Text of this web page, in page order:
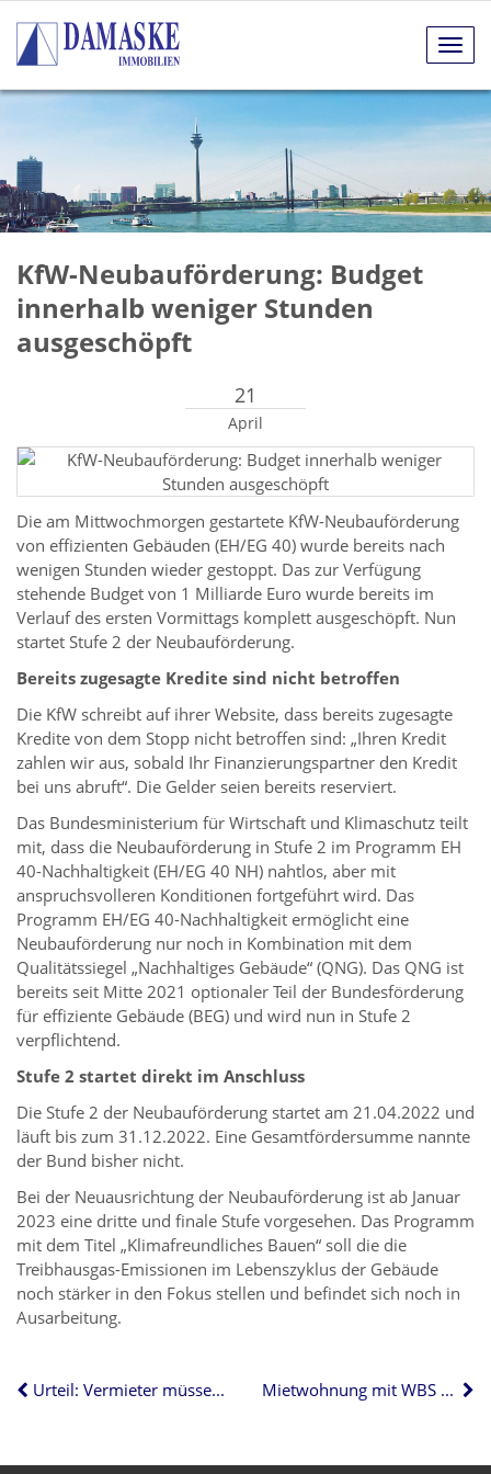
KfW-Neubauförderung: Budget
innerhalb weniger Stunden
ausgeschöpft
21
April
Die am Mittwochmorgen gestartete KfW-Neubauförderung
von effizienten Gebäuden (EH/EG 40) wurde bereits nach
wenigen Stunden wieder gestoppt. Das zur Verfügung
stehende Budget von 1 Milliarde Euro wurde bereits im
Verlauf des ersten Vormittags komplett ausgeschöpft. Nun
startet Stufe 2 der Neubauförderung.
Bereits zugesagte Kredite sind nicht betroffen
Die KfW schreibt auf ihrer Website, dass bereits zugesagte
Kredite von dem Stopp nicht betroffen sind: „Ihren Kredit
zahlen wir aus, sobald Ihr Finanzierungspartner den Kredit
bei uns abruft“. Die Gelder seien bereits reserviert.
Das Bundesministerium für Wirtschaft und Klimaschutz teilt
mit, dass die Neubauförderung in Stufe 2 im Programm EH
40-Nachhaltigkeit (EH/EG 40 NH) nahtlos, aber mit
anspruchsvolleren Konditionen fortgeführt wird. Das
Programm EH/EG 40-Nachhaltigkeit ermöglicht eine
Neubauförderung nur noch in Kombination mit dem
Qualitätssiegel „Nachhaltiges Gebäude“ (QNG). Das QNG ist
bereits seit Mitte 2021 optionaler Teil der Bundesförderung
für effiziente Gebäude (BEG) und wird nun in Stufe 2
verpflichtend.
Stufe 2 startet direkt im Anschluss
Die Stufe 2 der Neubauförderung startet am 21.04.2022 und
läuft bis zum 31.12.2022. Eine Gesamtfördersumme nannte
der Bund bisher nicht.
Bei der Neuausrichtung der Neubauförderung ist ab Januar
2023 eine dritte und finale Stufe vorgesehen. Das Programm
mit dem Titel „Klimafreundliches Bauen“ soll die die
Treibhausgas-Emissionen im Lebenszyklus der Gebäude
noch stärker in den Fokus stellen und befindet sich noch in
Ausarbeitung.
Urteil: Vermieter müssen Hinweisgeber unter Umständen preisgeben Mietwohnung mit WBS – wer ist berechtigt?